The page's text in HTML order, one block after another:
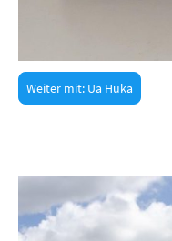
Weiter mit: Ua Huka